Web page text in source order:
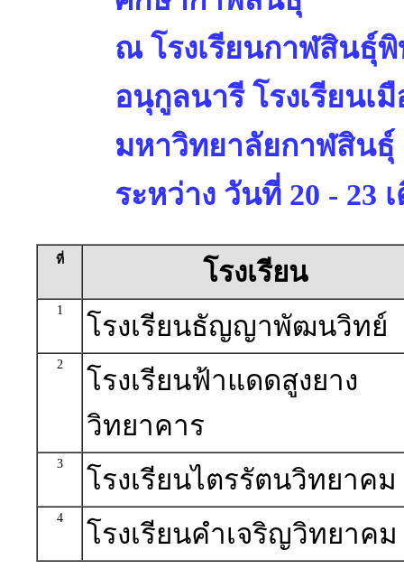
ณ โรงเรียนกาฬสินธุ์พิ
อนุกูลนารี โรงเรียนเ
มหาวิทยาลัยกาฬสินธุ์
ระหว่าง วันที่ 20 - 23
ที่ โรงเรียน
1
โรงเรียนธัญญาพัฒนวิทย์
2
โรงเรียนฟ้าแดดสูงยาง
วิทยาคาร
3
โรงเรียนไตรรัตนวิทยาคม
4
โรงเรียนคำเจริญวิทยาคม